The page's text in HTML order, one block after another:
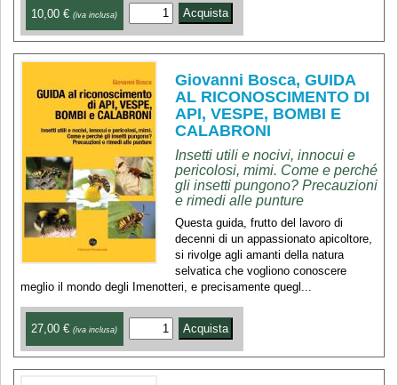
10,00 € (iva inclusa)
Giovanni Bosca, GUIDA
AL RICONOSCIMENTO DI
API, VESPE, BOMBI E
CALABRONI
Insetti utili e nocivi, innocui e
pericolosi, mimi. Come e perché
gli insetti pungono? Precauzioni
e rimedi alle punture
Questa guida, frutto del lavoro di
decenni di un appassionato apicoltore,
si rivolge agli amanti della natura
selvatica che vogliono conoscere
meglio il mondo degli Imenotteri, e precisamente quegl...
27,00 € (iva inclusa)